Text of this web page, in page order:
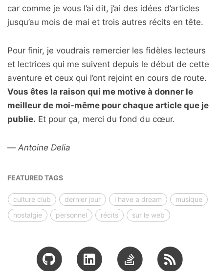
car comme je vous l’ai dit, j’ai des idées d’articles
jusqu’au mois de mai et trois autres récits en tête.
Pour finir, je voudrais remercier les fidèles lecteurs
et lectrices qui me suivent depuis le début de cette
aventure et ceux qui l’ont rejoint en cours de route.
Vous êtes la raison qui me motive à donner le
meilleur de moi-même pour chaque article que je
publie. Et pour ça, merci du fond du cœur.
— Antoine Delia
FEATURED TAGS
culture club dernier jour i have a dream
musique
nostalgie
personnel récits sur le web